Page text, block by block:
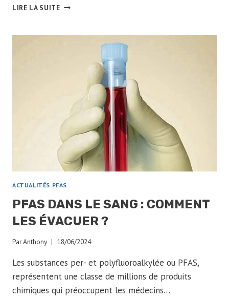
LIRE LA SUITEPFAS
QUELS
CACHENT
POLLUANTS
ÉTERNELS
ACTUALITÉS PFAS
PFAS DANS LE SANG : COMMENT
LES ÉVACUER ?
ParAnthony 18/06/2024
Les substances per- et polyfluoroalkylée ou PFAS,
représentent une classe de millions de produits
chimiques qui préoccupent les médecins…